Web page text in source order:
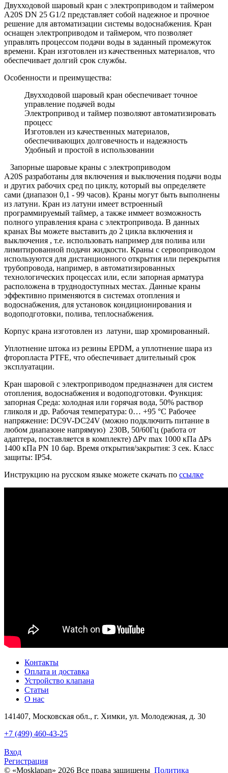
Двухходовой шаровый кран с электроприводом и таймером
A20S DN 25 G1/2 представляет собой надежное и прочное
решение для автоматизации системы водоснабжения. Кран
оснащен электроприводом и таймером, что позволяет
управлять процессом подачи воды в заданный промежуток
времени. Кран изготовлен из качественных материалов, что
обеспечивает долгий срок службы.
Особенности и преимущества:
Двухходовой шаровый кран обеспечивает точное
управление подачей воды
Электропривод и таймер позволяют автоматизировать
процесс
Изготовлен из качественных материалов,
обеспечивающих долговечность и надежность
Удобный и простой в использовании
Запорные шаровые краны с электроприводом
A20S разработаны для включения и выключения подачи воды
и других рабочих сред по циклу, который вы определяете
сами (диапазон 0,1 - 99 часов). Краны могут быть выполнены
из латуни. Кран из латуни имеет встроенный
программируемый таймер, а также иммеет возможность
полного управления крана с электропривода. В данных
кранах Вы можете выставить до 2 цикла включения и
выключения , т.е. использовать например для полива или
лимитированной подачи жидкости. Краны с сервоприводом
используются для дистанционного открытия или перекрытия
трубопровода, например, в автоматизированных
технологических процессах или, если запорная арматура
расположена в труднодоступных местах. Данные краны
эффективно применяются в системах отопления и
водоснабжения, для установок кондиционирования и
водоподготовки, полива, теплоснабжения.
Корпус крана изготовлен из латуни, шар хромированный.
Уплотнение штока из резины EPDM, а уплотнение шара из
фторопласта PTFE, что обеспечивает длительный срок
эксплуатации.
Кран шаровой с электроприводом предназначен для систем
отопления, водоснабжения и водоподготовки. Функция:
запорная Среда: холодная или горячая вода, 50% раствор
гликоля и др. Рабочая температура: 0… +95 °С Рабочее
напряжение: DC9V-DC24V (можно подключить питание в
любом диапазоне напрямую) 230В, 50/60Гц (работа от
адаптера, поставляется в комплекте) ΔPv max 1000 кПа ΔPs
1400 кПа PN 10 бар. Время открытия/закрытия: 3 сек. Класс
защиты: IP54.
Инструкцию на русском языке можете скачать по ссылке
Контакты
Оплата и доставка
Устройство клапана
Статьи
О нас
141407, Московская обл., г. Химки, ул. Молодежная, д. 30
+7 (499) 460-43-25
Вход
Регистрация
© «Mosklapan» 2026 Все права защищены Политика